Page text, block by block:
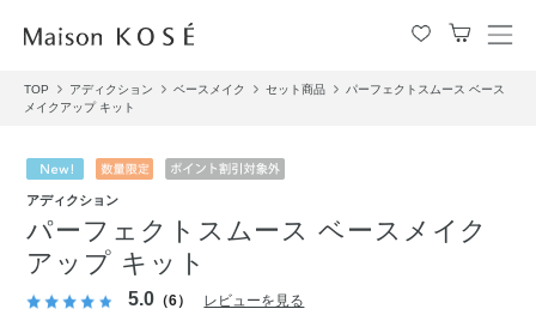
メ
ュ
TOP アディクション ベースメイク セット商品
パーフェクトスムース ベース
メイクアップ キット
アディクション
パーフェクトスムース ベースメイク
アップ キット
5.0 （6） レビューを見る